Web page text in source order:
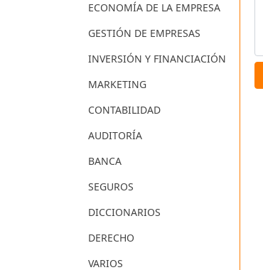
ECONOMÍA DE LA EMPRESA
GESTIÓN DE EMPRESAS
INVERSIÓN Y FINANCIACIÓN
MARKETING
CONTABILIDAD
AUDITORÍA
BANCA
SEGUROS
DICCIONARIOS
DERECHO
VARIOS